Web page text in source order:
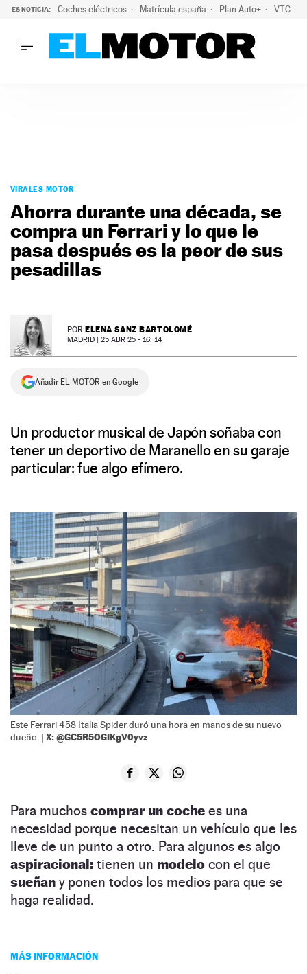
ES NOTICIA: Coches eléctricos Matrícula españa Plan Auto+ VTC
PODCAST
MOTOS
TECNOLOGÍA
SUPERCOCHES
MOTORTV
PREMIOS
NEWSLETTER
VIRALES MOTOR
Ahorra durante una década, se
compra un Ferrari y lo que le
pasa después es la peor de sus
pesadillas
POR ELENA SANZ BARTOLOMÉ
MADRID | 25 ABR 25 - 16: 14
Añadir EL MOTOR en Google
Un productor musical de Japón soñaba con
tener un deportivo de Maranello en su garaje
particular: fue algo efímero.
Este Ferrari 458 Italia Spider duró una hora en manos de su nuevo
dueño. | X: @GC5R5OGIKgV0yvz
Para muchos comprar un coche es una
necesidad porque necesitan un vehículo que les
lleve de un punto a otro. Para algunos es algo
aspiracional: tienen un modelo con el que
sueñan y ponen todos los medios para que se
haga realidad.
MÁS INFORMACIÓN